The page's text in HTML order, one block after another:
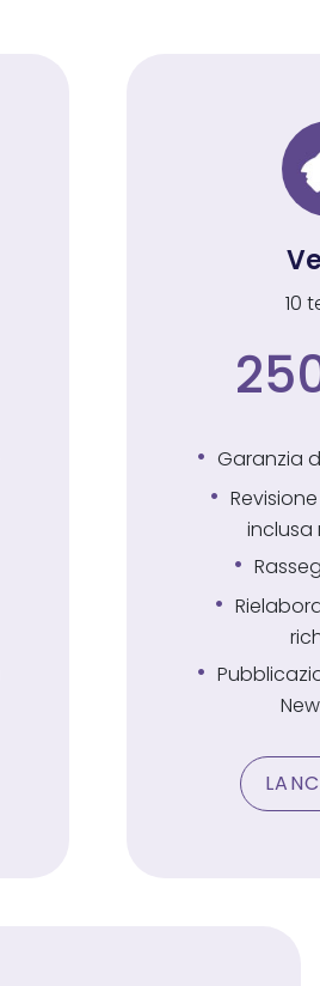
10
Garanzia
inclusa